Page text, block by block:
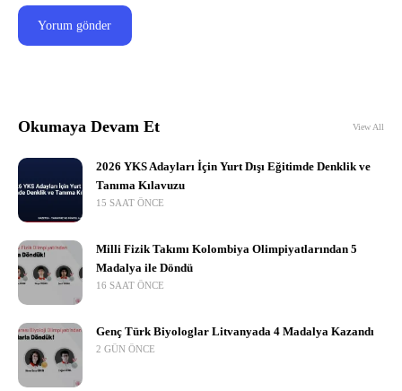
Okumaya Devam Et View All
2026 YKS Adayları İçin Yurt Dışı Eğitimde Denklik ve
Tanıma Kılavuzu
15 SAAT ÖNCE
Milli Fizik Takımı Kolombiya Olimpiyatlarından 5
Madalya ile Döndü
16 SAAT ÖNCE
Genç Türk Biyologlar Litvanyada 4 Madalya Kazandı
2 GÜN ÖNCE